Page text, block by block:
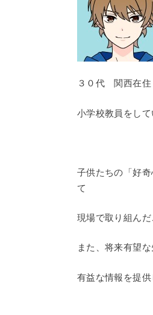
３０代 関西在住
小学校教員をして
子供たちの「好
て
現場で取り組ん
また、将来有望
有益な情報を提